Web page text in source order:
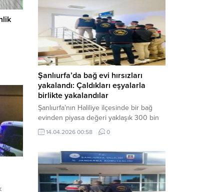
– Siverek ilçesi Hasan Çelebi
Mahallesi’nde bulunan Ahmet Koyuncu
Mesleki...
Şanlıurfa’da bağ evi hırsızları
yakalandı: Çaldıkları eşyalarla
birlikte yakalandılar
Şanlıurfa’nın Haliliye ilçesinde bir bağ
evinden piyasa değeri yaklaşık 300 bin
TL olan eşyaları çalan şüpheliler,
jandarmanın başarılı operasyonuyla
şüpheliden 2’si tutuklanarak cezaevine
gönderildi. Haber Merkezi – Şanlıurfa İl
Jandarma Komutanlığı, “Faili Meçhul
Hırsızlık Olaylarının Aydınlatılmasına”
14.04.2026 00:58 0